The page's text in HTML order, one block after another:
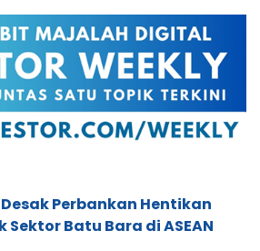
Perbankan Hentikan
Batu Bara di ASEAN